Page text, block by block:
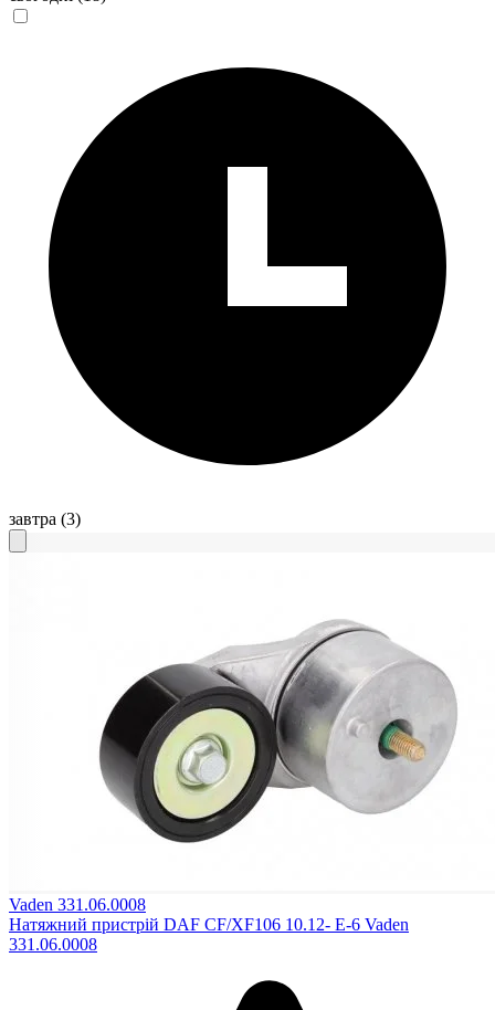
завтра (3)
Vaden 331.06.0008
Натяжний пристрій DAF CF/XF106 10.12- E-6 Vaden
331.06.0008